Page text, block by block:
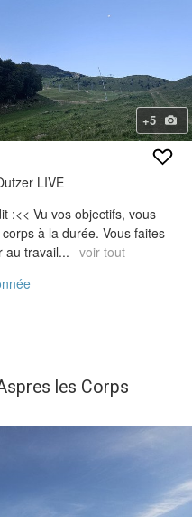
+5
LIVE
:<< Vu vos objectifs, vous
à la durée. Vous faites
au travail... voir tout
les Corps